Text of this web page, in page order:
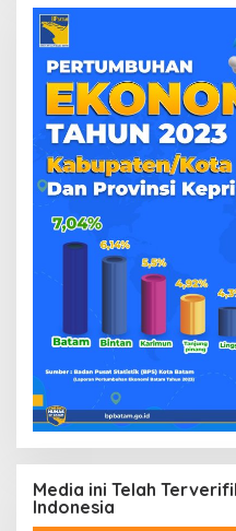
Media ini Telah
Indonesia